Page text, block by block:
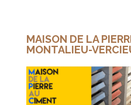
MAISON DE LA
MONTALIEU-